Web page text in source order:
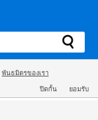
พันธมิตรของเรา
ปิดกั้น ยอมรับ